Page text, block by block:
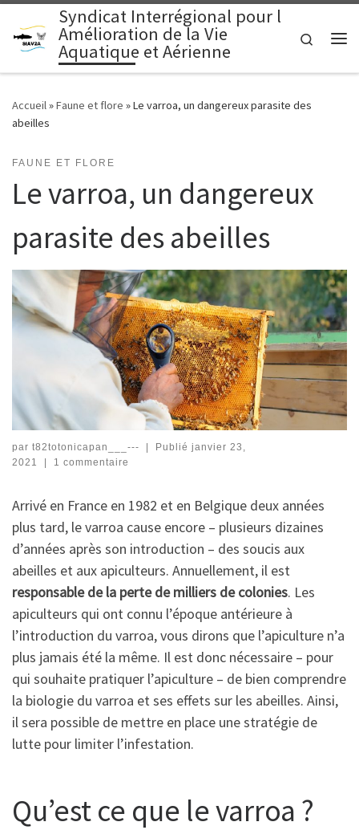
Passer au contenu
Syndicat Interrégional pour l
Amélioration de la Vie
Aquatique et Aérienne
Search
Accueil»Faune et flore »Le varroa, un dangereux parasite des
abeilles
FAUNE ET FLORE
Le varroa, un dangereux
parasite des abeilles
par t82totonicapan___--- Publié janvier 23,
2021
1 commentaire
Arrivé en France en 1982 et en Belgique deux années
plus tard, le varroa cause encore – plusieurs dizaines
d’années après son introduction – des soucis aux
abeilles et aux apiculteurs. Annuellement, il est
responsable de la perte de milliers de colonies. Les
apiculteurs qui ont connu l’époque antérieure à
l’introduction du varroa, vous dirons que l’apiculture n’a
plus jamais été la même. Il est donc nécessaire – pour
qui souhaite pratiquer l’apiculture – de bien comprendre
la biologie du varroa et ses effets sur les abeilles. Ainsi,
il sera possible de mettre en place une stratégie de
lutte pour limiter l’infestation.
Qu’est ce que le varroa ?